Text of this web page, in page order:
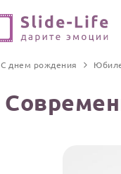
С днем рождения